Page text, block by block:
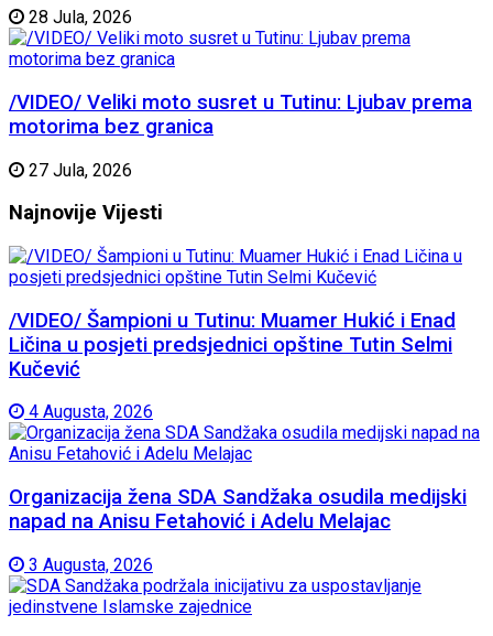
28 Jula, 2026
/VIDEO/ Veliki moto susret u Tutinu: Ljubav prema
motorima bez granica
27 Jula, 2026
Najnovije Vijesti
/VIDEO/ Šampioni u Tutinu: Muamer Hukić i Enad
Ličina u posjeti predsjednici opštine Tutin Selmi
Kučević
4 Augusta, 2026
Organizacija žena SDA Sandžaka osudila medijski
napad na Anisu Fetahović i Adelu Melajac
3 Augusta, 2026